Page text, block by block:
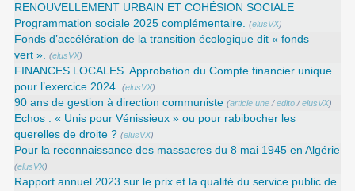
RENOUVELLEMENT URBAIN ET COHÉSION SOCIALE
Programmation sociale 2025 complémentaire. (elusVX)
Fonds d’accélération de la transition écologique dit « fonds
vert ». (elusVX)
FINANCES LOCALES. Approbation du Compte financier unique
pour l’exercice 2024. (elusVX)
90 ans de gestion à direction communiste (article une /edito /elusVX)
Echos : « Unis pour Vénissieux » ou pour rabibocher les
querelles de droite ? (elusVX)
Pour la reconnaissance des massacres du 8 mai 1945 en Algérie
(elusVX)
Rapport annuel 2023 sur le prix et la qualité du service public de